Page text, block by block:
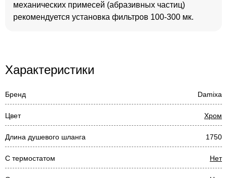
механических примесей (абразивных частиц)
рекомендуется установка фильтров 100-300 мк.
Характеристики
Бренд Damixa
Цвет Хром
Длина душевого шланга 1750
С термостатом Нет